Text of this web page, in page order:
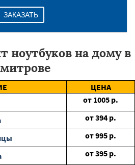
ЗАКАЗАТЬ
ноутбуков на дому в
ЦЕНА
от 1005 р.
от394 р.
от995 р.
от395 р.